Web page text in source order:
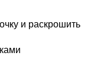
и раскрошить